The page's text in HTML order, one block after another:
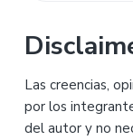
esta
web
Las creencias,
por los
del autor y no